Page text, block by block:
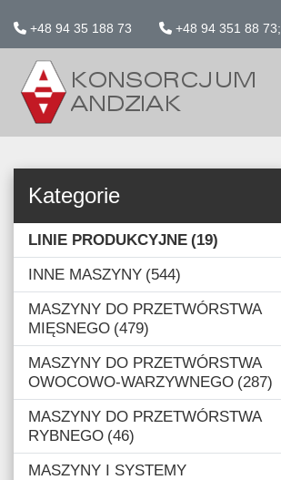
+48 94 35 188 73 +48 94 351 88
Kategorie
LINIE PRODUKCYJNE 19
INNE MASZYNY 544
MASZYNY DO PRZETWÓRSTWA
MIĘSNEGO 479
MASZYNY DO PRZETWÓRSTWA
OWOCOWO-WARZYWNEGO 287
MASZYNY DO PRZETWÓRSTWA
RYBNEGO 46
MASZYNY I SYSTEMY